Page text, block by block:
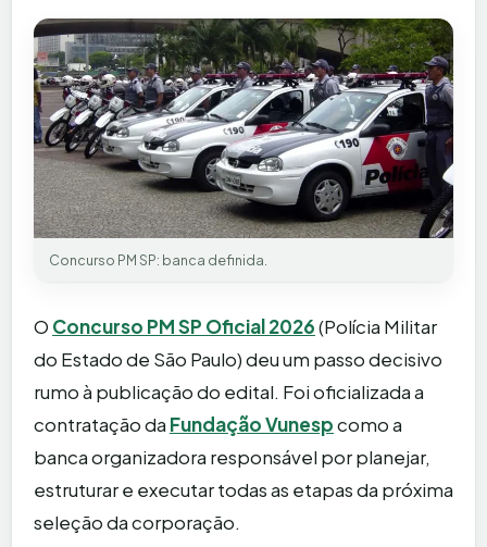
Concurso PM SP: banca definida.
O Concurso PM SP Oficial 2026(Polícia Militar
do Estado de São Paulo) deu um passo decisivo
rumo à publicação do edital. Foi oficializada a
contratação da Fundação Vunespcomo a
banca organizadora responsável por planejar,
estruturar e executar todas as etapas da próxima
seleção da corporação.